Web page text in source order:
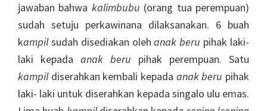
jawaban bahwa kalimbubu (orang tua perempuan)
sudah setuju perkawinana dilaksanakan. 6 buah
kampilsudah disediakan olehanak beru pihak laki-
laki kepada anak beru pihak perempuan. Satu
kampildiserahkan kembali kepada anak beru pihak
laki- laki untuk diserahkan kepada singalo ulu emas.